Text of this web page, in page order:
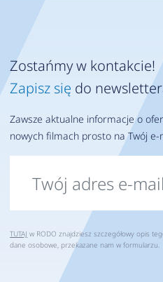
Zostańmy w kontakcie!
Zapisz się do
Zawsze aktualne informacje o
nowych filmach prosto na Twój e-
TUTAJ w RODO znajdziesz szczegółowy opis
dane osobowe, przekazane nam w formularzu.